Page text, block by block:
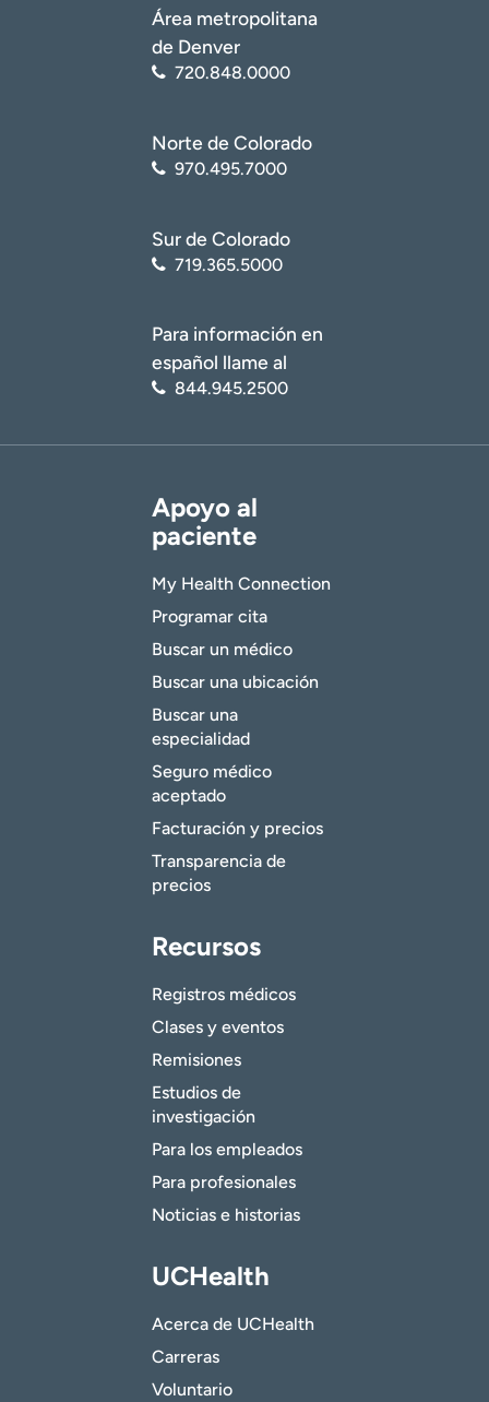
Área metropolitana
de Denver
720.848.0000
Norte de Colorado
970.495.7000
Sur de Colorado
719.365.5000
Para información en
español llame al
844.945.2500
Apoyo al
paciente
My Health Connection
Programar cita
Buscar un médico
Buscar una ubicación
Buscar una
especialidad
Seguro médico
aceptado
Facturación y precios
Transparencia de
precios
Recursos
Registros médicos
Clases y eventos
Remisiones
Estudios de
investigación
Para los empleados
Para profesionales
Noticias e historias
UCHealth
Acerca de UCHealth
Carreras
Voluntario